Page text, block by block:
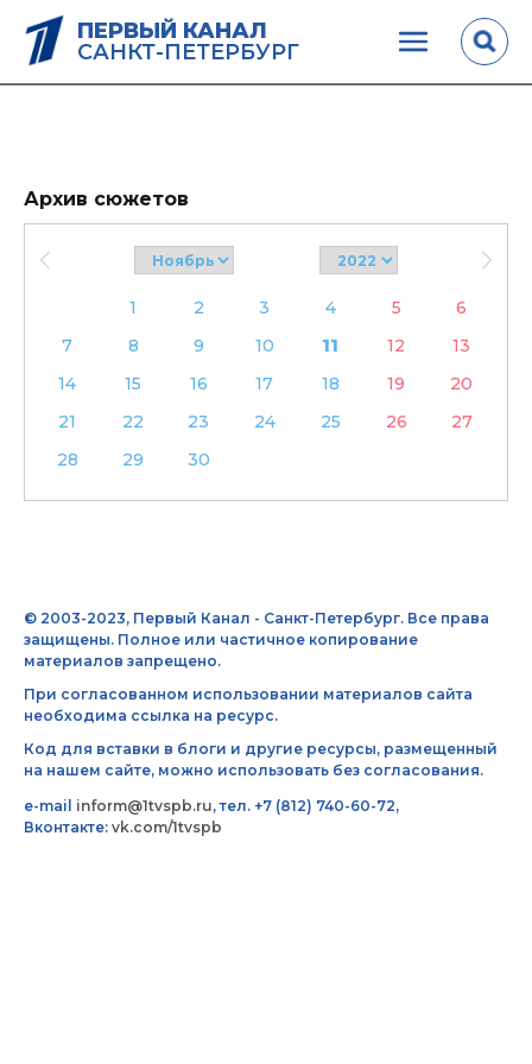
ПЕРВЫЙ КАНАЛ
САНКТ-ПЕТЕРБУРГ
Архив сюжетов
1 2 3 4 5
6
7
8 9 10 11 12
13
14
15 16 17 18 19
20
21
22 23 24 25 26
27
28
29 30
© 2003-2023, Первый Канал - Санкт-Петербург. Все права
защищены. Полное или частичное копирование
материалов запрещено.
При согласованном использовании материалов сайта
необходима ссылка на ресурс.
Код для вставки в блоги и другие ресурсы, размещенный
на нашем сайте, можно использовать без согласования.
e-mail inform@1tvspb.ru, тел. +7 (812) 740-60-72,
Вконтакте: vk.com/1tvspb